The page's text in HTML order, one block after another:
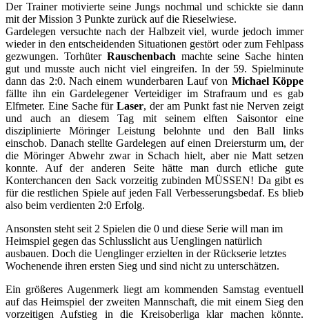
Der Trainer motivierte seine Jungs nochmal und schickte sie dann
mit der Mission 3 Punkte zurück auf die Rieselwiese.
Gardelegen versuchte nach der Halbzeit viel, wurde jedoch immer
wieder in den entscheidenden Situationen gestört oder zum Fehlpass
gezwungen. Torhüter Rauschenbach machte seine Sache hinten
gut und musste auch nicht viel eingreifen. In der 59. Spielminute
dann das 2:0. Nach einem wunderbaren Lauf von Michael Köppe
fällte ihn ein Gardelegener Verteidiger im Strafraum und es gab
Elfmeter. Eine Sache fürLaser, der am Punkt fast nie Nerven zeigt
und auch an diesem Tag mit seinem elften Saisontor eine
disziplinierte Möringer Leistung belohnte und den Ball links
einschob. Danach stellte Gardelegen auf einen Dreiersturm um, der
die Möringer Abwehr zwar in Schach hielt, aber nie Matt setzen
konnte. Auf der anderen Seite hätte man durch etliche gute
Konterchancen den Sack vorzeitig zubinden MÜSSEN! Da gibt es
für die restlichen Spiele auf jeden Fall Verbesserungsbedaf. Es blieb
also beim verdienten 2:0 Erfolg.
Ansonsten steht seit 2 Spielen die 0 und diese Serie will man im
Heimspiel gegen das Schlusslicht aus Uenglingen natürlich
ausbauen. Doch die Uenglinger erzielten in der Rückserie letztes
Wochenende ihren ersten Sieg und sind nicht zu unterschätzen.
Ein größeres Augenmerk liegt am kommenden Samstag eventuell
auf das Heimspiel der zweiten Mannschaft, die mit einem Sieg den
vorzeitigen Aufstieg in die Kreisoberliga klar machen könnte.